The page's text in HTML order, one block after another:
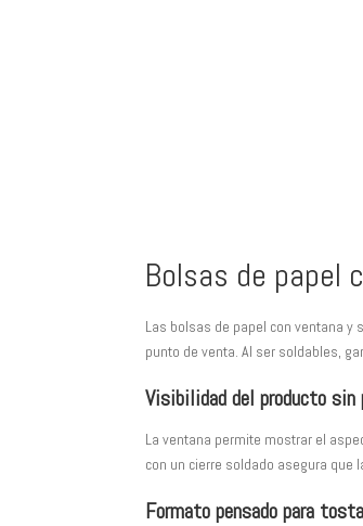
Bolsas de papel
Las bolsas de papel con ventana y
punto de venta. Al ser soldables,
Visibilidad del producto sin
La ventana permite mostrar el
con un cierre soldado asegura que
Formato pensado para